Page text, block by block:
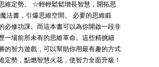
維定勢。 ☆輕輕鬆鬆增長智慧，開拓思
法書，引爆思維空間。 必要的思維鍛
必修功課。而這本書可以為你開啟一段非
一場前所未有的思維革命。這些精挑細
的智力遊戲，可以幫助你用最有趣的方式
定勢，點燃智慧火花，使智力全面升級！